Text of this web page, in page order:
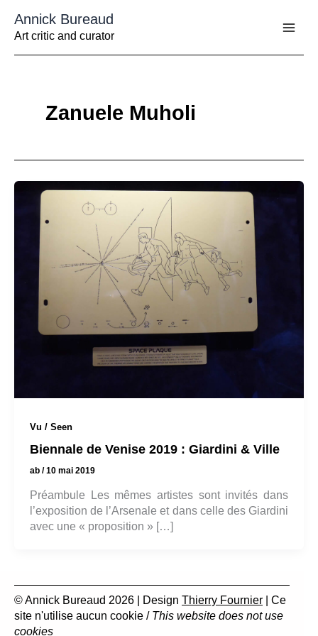
contenu
Annick Bureaud
Art critic and curator
Zanuele Muholi
Vu / Seen
Biennale de Venise 2019 : Giardini & Ville
ab /10 mai 2019
Préambule Les mêmes artistes sont invités dans
l’exposition de l’Arsenale et dans celle des Giardini
avec une « proposition » […]
© Annick Bureaud 2026 | Design Thierry Fournier | Ce
site n'utilise aucun cookie / This website does not use
cookies